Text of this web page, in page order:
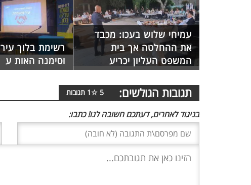
עמיחי שלוש בעכו: מכבד
את ההחלטה אך בית
המשפט העליון יכריע
רשימת בלוך
וסימנה האות ע
תגובות הגולשים: 5
☆
1 תגובות
בניגוד לאחרים, דעתכם חשובה לנו! כתבו: